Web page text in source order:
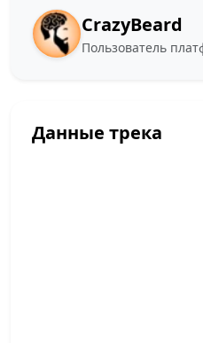
CrazyBeard
Пользователь
Данные трека